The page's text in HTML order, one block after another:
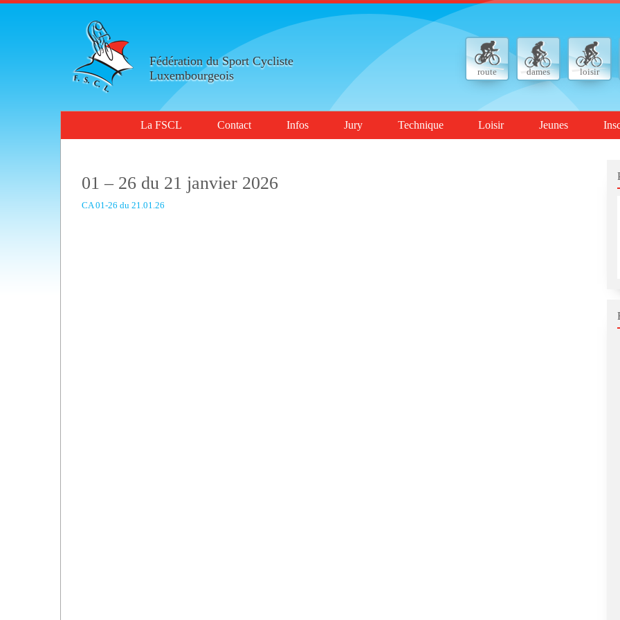
Fédération du Sport Cycliste
Luxembourgeois
route dames loisir
La FSCL Contact Infos Jury Technique Loisir Jeunes
01 – 26 du 21 janvier 2026
CA 01-26 du 21.01.26